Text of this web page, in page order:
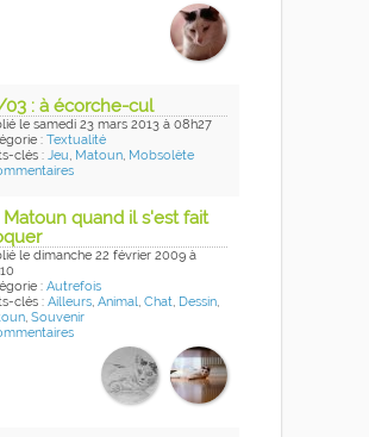
: à écorche-cul
le samedi 23 mars 2013 à 08h27
: Textualité
clés : Jeu, Matoun, Mobsolète
Matoun quand il s'est fait
le dimanche 22 février 2009 à
: Autrefois
clés : Ailleurs, Animal, Chat, Dessin,
, Souvenir